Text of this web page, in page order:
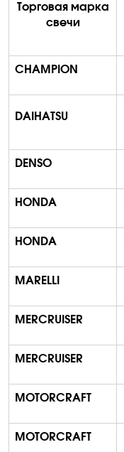
Торговая марка
свечи
CHAMPION
DAIHATSU
DENSO
HONDA
HONDA
MARELLI
MERCRUISER
MERCRUISER
MOTORCRAFT
MOTORCRAFT